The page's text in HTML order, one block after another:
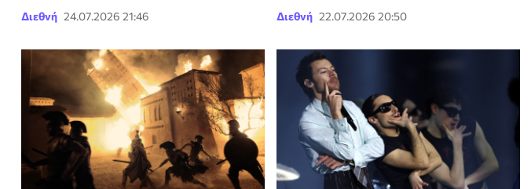
Διεθνή 24.07.2026 21:46 Διεθνή 22.07.2026 20:50